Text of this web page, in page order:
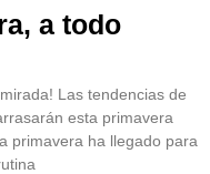
a todo
Las tendencias de
esta primavera
primavera ha llegado para